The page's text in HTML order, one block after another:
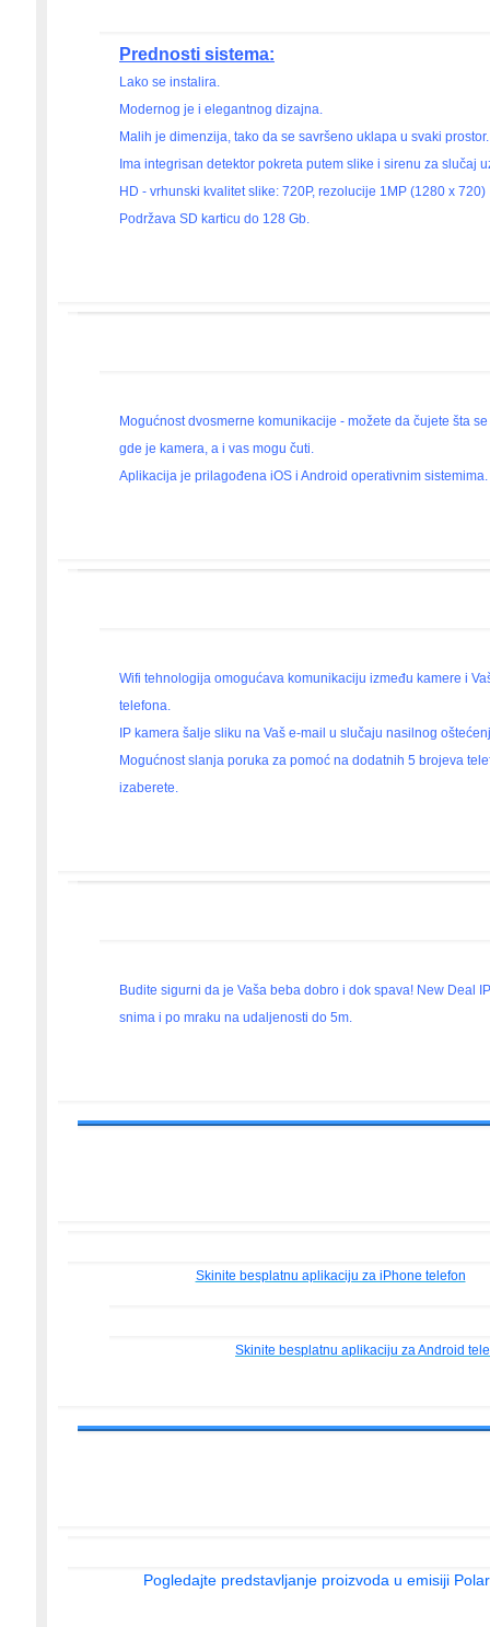
Prednosti sistema:
Lako se instalira.
Modernog je i elegantnog dizajna.
Malih je dimenzija, tako da se savršeno uklapa u svaki prostor.
Ima integrisan detektor pokreta putem slike i sirenu za slučaj
HD - vrhunski kvalitet slike: 720P, rezolucije 1MP (1280 x 720)
Podržava SD karticu do 128 Gb.
Mogućnost dvosmerne komunikacije - možete da čujete šta
gde je kamera, a i vas mogu čuti.
Aplikacija je prilagođena iOS i Android operativnim sistemima.
Wifi tehnologija omogućava komunikaciju između kamere i
telefona.
IP kamera šalje sliku na Vaš e-mail u slučaju nasilnog
Mogućnost slanja poruka za pomoć na dodatnih 5 brojeva
izaberete.
Budite sigurni da je Vaša beba dobro i dok spava! New Deal
snima i po mraku na udaljenosti do 5m.
Skinite besplatnu aplikaciju za iPhone telefon
Skinite besplatnu aplikaciju za Android
Pogledajte predstavljanje proizvoda u emisiji